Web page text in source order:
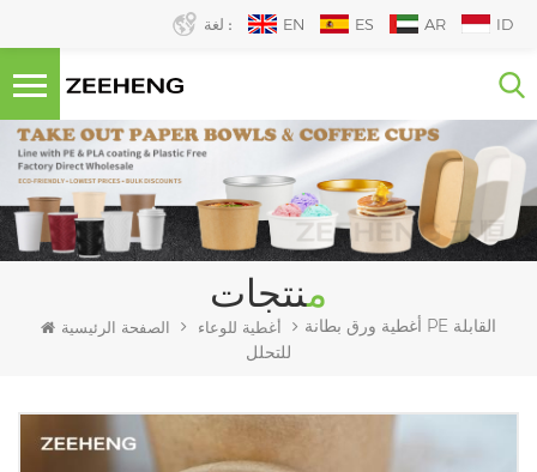
لغة : EN ES AR ID
منتجات
الصفحة الرئيسية أغطية للوعاء
أغطية ورق بطانة PE القابلة
للتحلل